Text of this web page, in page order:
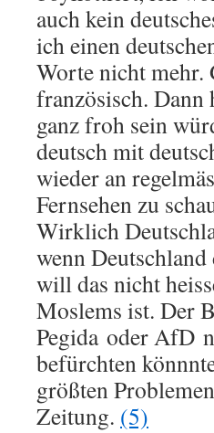
auch kein
ich einen
Worte nicht mehr.
französisch. Dann
ganz froh sein
deutsch mit
wieder an
Fernsehen zu
Wirklich
wenn
will das nicht
Moslems ist. Der
Pegida oder AfD
befürchten
größten
Zeitung. (5)